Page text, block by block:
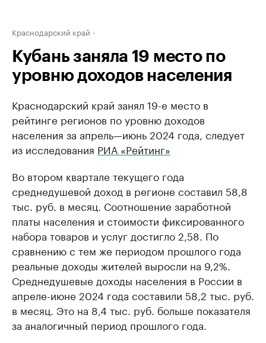
Краснодарский край
Кубань заняла 19 место по
уровню доходов населения
Краснодарский край занял 19-е место в
рейтинге регионов по уровню доходов
населения за апрель—июнь 2024 года, следует
из исследования РИА «Рейтинг»
Во втором квартале текущего года
среднедушевой доход в регионе составил 58,8
тыс. руб. в месяц. Соотношение заработной
платы населения и стоимости фиксированного
набора товаров и услуг достигло 2,58. По
сравнению с тем же периодом прошлого года
реальные доходы жителей выросли на 9,2%.
Среднедушевые доходы населения в России в
апреле-июне 2024 года составили 58,2 тыс. руб.
в месяц. Это на 8,4 тыс. руб. больше показателя
за аналогичный период прошлого года.